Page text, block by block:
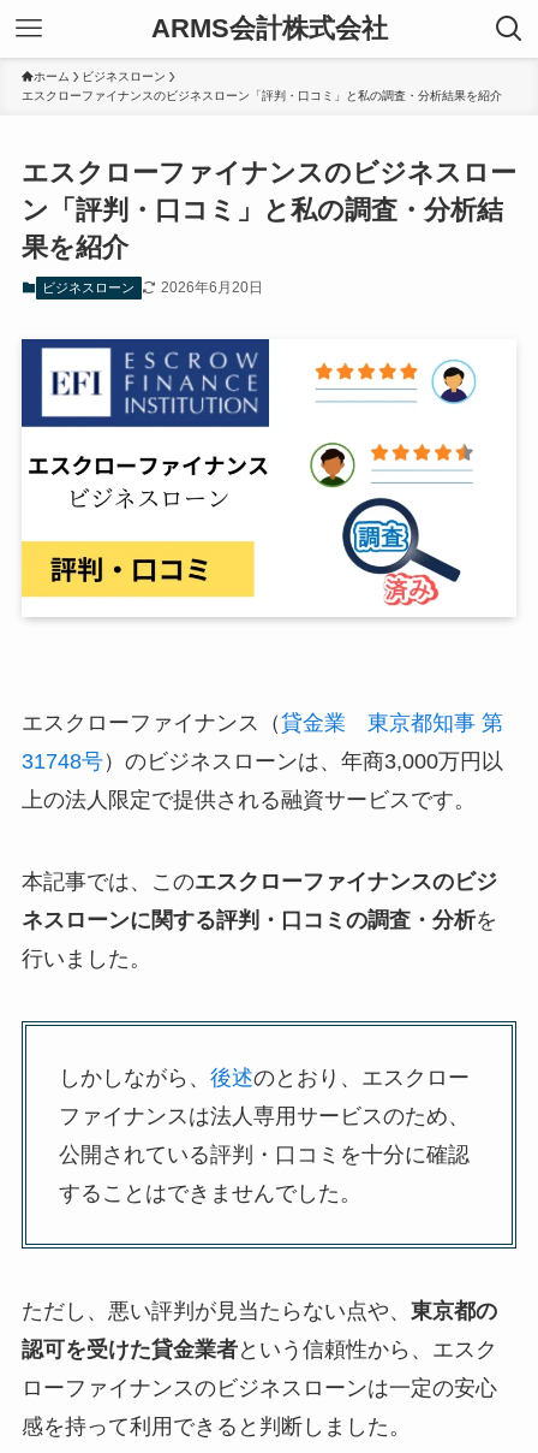
ARMS会計株式会社
ホーム
ビジネスローン
エスクローファイナンスのビジネスローン「評判・口コミ」と私の調査・分析結果を紹介
エスクローファイナンスのビジネスロー
ン「評判・口コミ」と私の調査・分析結
果を紹介
ビジネスローン 2026年6月20日
エスクローファイナンス（貸金業 東京都知事 第
31748号）のビジネスローンは、年商3,000万円以
上の法人限定で提供される融資サービスです。
本記事では、このエスクローファイナンスのビジ
ネスローンに関する評判・口コミの調査・分析を
行いました。
しかしながら、 後述のとおり、エスクロー
ファイナンスは法人専用サービスのため、
公開されている評判・口コミを十分に確認
することはできませんでした。
ただし、悪い評判が見当たらない点や、 東京都の
認可を受けた貸金業者という信頼性から、エスク
ローファイナンスのビジネスローンは一定の安心
感を持って利用できると判断しました。